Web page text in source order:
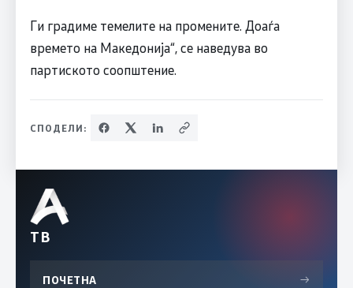
Ги градиме темелите на промените. Доаѓа
времето на Македонија“, се наведува во
партиското соопштение.
СПОДЕЛИ:
ТВ
ПОЧЕТНА →